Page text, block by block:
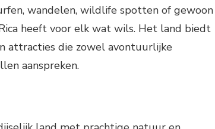
wandelen, wildlife spotten of gewoon
heeft voor elk wat wils. Het land biedt
attracties die zowel avontuurlijke
aanspreken.